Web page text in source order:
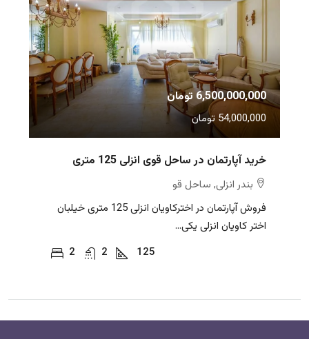
6,500,000,000 تومان
54,000,000 تومان
خرید آپارتمان در ساحل قوی انزلی 125 متری
بندر انزلی, ساحل قو
فروش آپارتمان در اخترکاویان انزلی 125 متری خیلبان
اختر کاویان انزلی یکی...
2
2 125